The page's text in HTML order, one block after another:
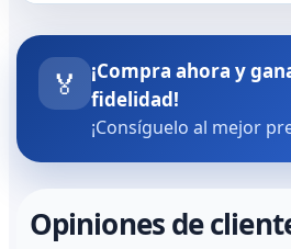
🏅
¡Compra ahora y
fidelidad!
¡Consíguelo al mejor
Opiniones de